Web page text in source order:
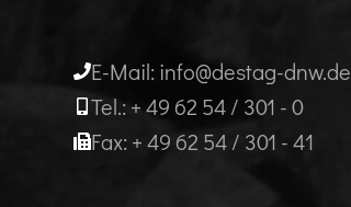
E-Mail: info@destag-dnw.de
Tel.: + 49 62 54 / 301 - 0
Fax: + 49 62 54 / 301 - 41